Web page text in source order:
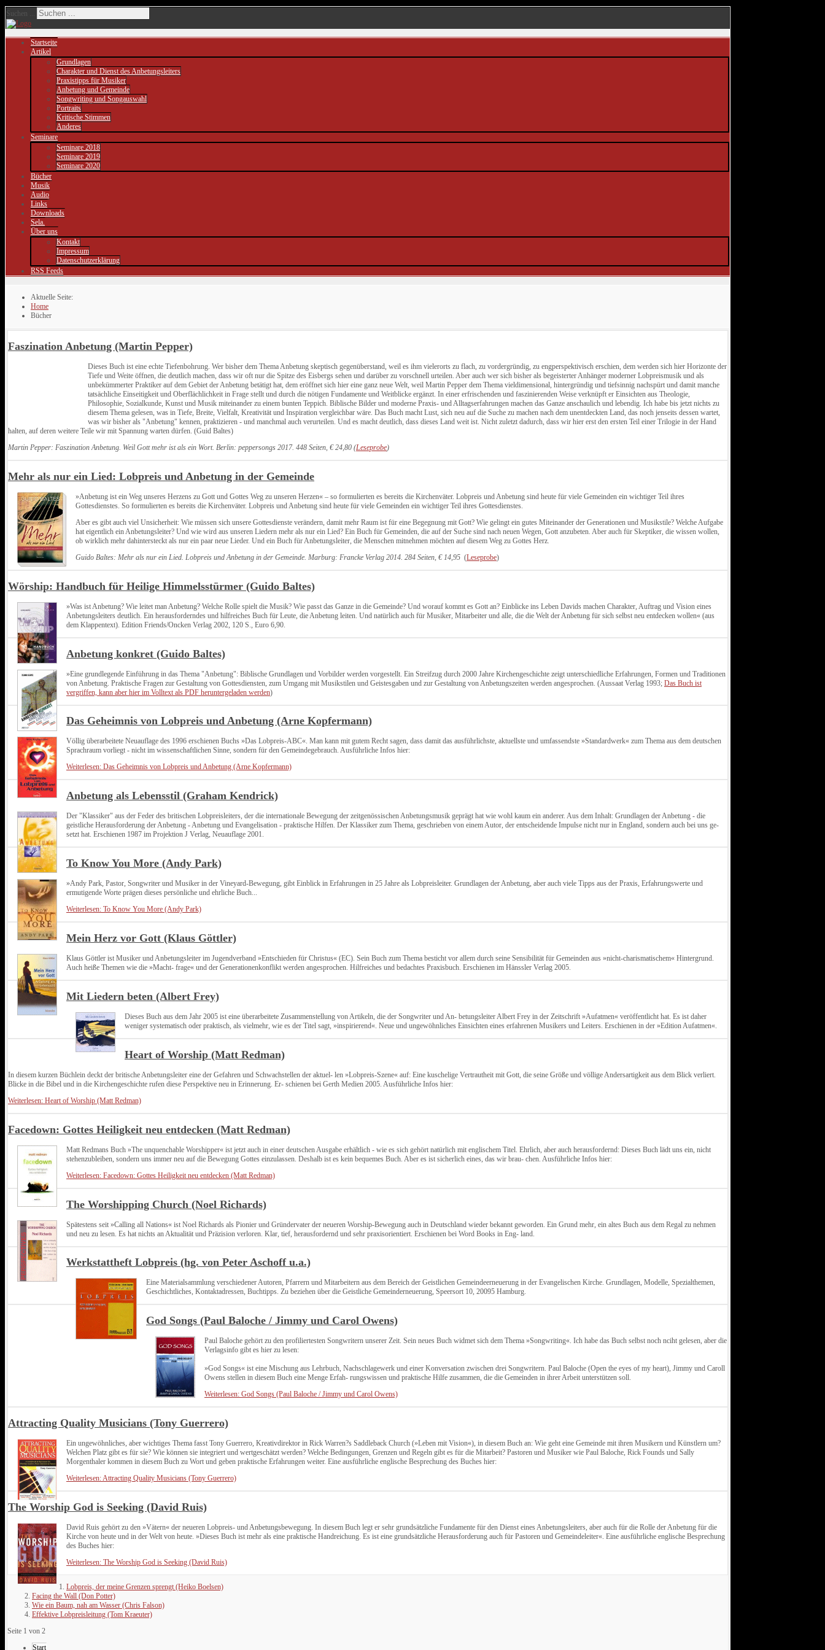
Suchen ...
Startseite
Artikel
Grundlagen
Charakter und Dienst des Anbetungsleiters
Praxistipps für Musiker
Anbetung und Gemeinde
Songwriting und Songauswahl
Portraits
Kritische Stimmen
Anderes
Seminare
Seminare 2018
Seminare 2019
Seminare 2020
Bücher
Musik
Audio
Links
Downloads
Sela.
Über uns
Kontakt
Impressum
Datenschutzerklärung
RSS Feeds
Aktuelle Seite:
Home
Bücher
Faszination Anbetung (Martin Pepper)
Dieses Buch ist eine echte Tiefenbohrung. Wer bisher dem Thema Anbetung skeptisch gegenüberstand, weil es ihm vielerorts zu flach, zu vordergründig, zu engperspektivisch erschien, dem werden sich hier Horizonte der
Tiefe und Weite öffnen, die deutlich machen, dass wir oft nur die Spitze des Eisbergs sehen und darüber zu vorschnell urteilen. Aber auch wer sich bisher als begeisterter Anhänger moderner Lobpreismusik und als
unbekümmerter Praktiker auf dem Gebiet der Anbetung betätigt hat, dem eröffnet sich hier eine ganz neue Welt, weil Martin Pepper dem Thema vieldimensional, hintergründig und tiefsinnig nachspürt und damit manche
tatsächliche Einseitigkeit und Oberflächlichkeit in Frage stellt und durch die nötigen Fundamente und Weitblicke ergänzt. In einer erfrischenden und faszinierenden Weise verknüpft er Einsichten aus Theologie,
Philosophie, Sozialkunde, Kunst und Musik miteinander zu einem bunten Teppich. Biblische Bilder und moderne Praxis- und Alltagserfahrungen machen das Ganze anschaulich und lebendig. Ich habe bis jetzt nichts zu
diesem Thema gelesen, was in Tiefe, Breite, Vielfalt, Kreativität und Inspiration vergleichbar wäre. Das Buch macht Lust, sich neu auf die Suche zu machen nach dem unentdeckten Land, das noch jenseits dessen wartet,
was wir bisher als "Anbetung" kennen, praktizieren - und manchmal auch verurteilen. Und es macht deutlich, dass dieses Land weit ist. Nicht zuletzt dadurch, dass wir hier erst den ersten Teil einer Trilogie in der Hand
halten, auf deren weitere Teile wir mit Spannung warten dürfen. (Guid Baltes)
Martin Pepper: Faszination Anbetung. Weil Gott mehr ist als ein Wort. Berlin: peppersongs 2017. 448 Seiten, € 24,80 (Leseprobe)
Mehr als nur ein Lied: Lobpreis und Anbetung in der Gemeinde
»Anbetung ist ein Weg unseres Herzens zu Gott und Gottes Weg zu unseren Herzen« – so formulierten es bereits die Kirchenväter. Lobpreis und Anbetung sind heute für viele Gemeinden ein wichtiger Teil ihres
Gottesdienstes. So formulierten es bereits die Kirchenväter. Lobpreis und Anbetung sind heute für viele Gemeinden ein wichtiger Teil ihres Gottesdienstes.
Aber es gibt auch viel Unsicherheit: Wie müssen sich unsere Gottesdienste verändern, damit mehr Raum ist für eine Begegnung mit Gott? Wie gelingt ein gutes Miteinander der Generationen und Musikstile? Welche Aufgabe
hat eigentlich ein Anbetungsleiter? Und wie wird aus unseren Liedern mehr als nur ein Lied? Ein Buch für Gemeinden, die auf der Suche sind nach neuen Wegen, Gott anzubeten. Aber auch für Skeptiker, die wissen wollen,
ob wirklich mehr dahintersteckt als nur ein paar neue Lieder. Und ein Buch für Anbetungsleiter, die Menschen mitnehmen möchten auf diesem Weg zu Gottes Herz
Guido Baltes: Mehr als nur ein Lied. Lobpreis und Anbetung in der Gemeinde. Marburg: Francke Verlag 2014. 284 Seiten, € 14,95 (Leseprobe)
Wörship: Handbuch für Heilige Himmelsstürmer (Guido Baltes)
»Was ist Anbetung? Wie leitet man Anbetung? Welche Rolle spielt die Musik? Wie passt das Ganze in die Gemeinde? Und worauf kommt es Gott an? Einblicke ins Leben Davids machen Charakter, Auftrag und Vision eines
Anbetungsleiters deutlich. Ein herausforderndes und hilfreiches Buch für Leute, die Anbetung leiten. Und natürlich auch für Musiker, Mitarbeiter und alle, die die Welt der Anbetung für sich selbst neu entdecken wollen« (aus
dem Klappentext). Edition Friends/Oncken Verlag 2002, 120 S., Euro 6,90.
Anbetung konkret (Guido Baltes)
»Eine grundlegende Einführung in das Thema "Anbetung": Biblische Grundlagen und Vorbilder werden vorgestellt. Ein Streifzug durch 2000 Jahre Kirchengeschichte zeigt unterschiedliche Erfahrungen, Formen und Traditionen
von Anbetung. Praktische Fragen zur Gestaltung von Gottesdiensten, zum Umgang mit Musikstilen und Geistesgaben und zur Gestaltung von Anbetungszeiten werden angesprochen. (Aussaat Verlag 1993; Das Buch ist
vergriffen, kann aber hier im Volltext als PDF heruntergeladen werden)
Das Geheimnis von Lobpreis und Anbetung (Arne Kopfermann)
Völlig überarbeitete Neuauflage des 1996 erschienen Buchs »Das Lobpreis-ABC«. Man kann mit gutem Recht sagen, dass damit das ausführlichste, aktuellste und umfassendste »Standardwerk« zum Thema aus dem deutschen
Sprachraum vorliegt - nicht im wissenschaftlichen Sinne, sondern für den Gemeindegebrauch. Ausführliche Infos hier:
Weiterlesen: Das Geheimnis von Lobpreis und Anbetung (Arne Kopfermann)
Anbetung als Lebensstil (Graham Kendrick)
Der "Klassiker" aus der Feder des britischen Lobpreisleiters, der die internationale Bewegung der zeitgenössischen Anbetungsmusik geprägt hat wie wohl kaum ein anderer. Aus dem Inhalt: Grundlagen der Anbetung - die
geistliche Herausforderung der Anbetung - Anbetung und Evangelisation - praktische Hilfen. Der Klassiker zum Thema, geschrieben von einem Autor, der entscheidende Impulse nicht nur in England, sondern auch bei uns ge-
setzt hat. Erschienen 1987 im Projektion J Verlag, Neuauflage 2001.
To Know You More (Andy Park)
»Andy Park, Pastor, Songwriter und Musiker in der Vineyard-Bewegung, gibt Einblick in Erfahrungen in 25 Jahre als Lobpreisleiter. Grundlagen der Anbetung, aber auch viele Tipps aus der Praxis, Erfahrungswerte und
ermutigende Worte prägen dieses persönliche und ehrliche Buch...
Weiterlesen: To Know You More (Andy Park)
Mein Herz vor Gott (Klaus Göttler)
Klaus Göttler ist Musiker und Anbetungsleiter im Jugendverband »Entschieden für Christus« (EC). Sein Buch zum Thema besticht vor allem durch seine Sensibilität für Gemeinden aus »nicht-charismatischem« Hintergrund.
Auch heiße Themen wie die »Macht- frage« und der Generationenkonflikt werden angesprochen. Hilfreiches und bedachtes Praxisbuch. Erschienen im Hänssler Verlag 2005.
Mit Liedern beten (Albert Frey)
Dieses Buch aus dem Jahr 2005 ist eine überarbeitete Zusammenstellung von Artikeln, die der Songwriter und An- betungsleiter Albert Frey in der Zeitschrift »Aufatmen« veröffentlicht hat. Es ist daher
weniger systematisch oder praktisch, als vielmehr, wie es der Titel sagt, »inspirierend«. Neue und ungewöhnliches Einsichten eines erfahrenen Musikers und Leiters. Erschienen in der »Edition Aufatmen«.
Heart of Worship (Matt Redman)
In diesem kurzen Büchlein deckt der britische Anbetungsleiter eine der Gefahren und Schwachstellen der aktuel- len »Lobpreis-Szene« auf: Eine kuschelige Vertrautheit mit Gott, die seine Größe und völlige Andersartigkeit aus dem Blick verliert.
Blicke in die Bibel und in die Kirchengeschichte rufen diese Perspektive neu in Erinnerung. Er- schienen bei Gerth Medien 2005. Ausführliche Infos hier:
Weiterlesen: Heart of Worship (Matt Redman)
Facedown: Gottes Heiligkeit neu entdecken (Matt Redman)
Matt Redmans Buch »The unquenchable Worshipper« ist jetzt auch in einer deutschen Ausgabe erhältlich - wie es sich gehört natürlich mit englischem Titel. Ehrlich, aber auch herausfordernd: Dieses Buch lädt uns ein, nicht
stehenzubleiben, sondern uns immer neu auf die Bewegung Gottes einzulassen. Deshalb ist es kein bequemes Buch. Aber es ist sicherlich eines, das wir brau- chen. Ausführliche Infos hier:
Weiterlesen: Facedown: Gottes Heiligkeit neu entdecken (Matt Redman)
The Worshipping Church (Noel Richards)
Spätestens seit »Calling all Nations« ist Noel Richards als Pionier und Gründervater der neueren Worship-Bewegung auch in Deutschland wieder bekannt geworden. Ein Grund mehr, ein altes Buch aus dem Regal zu nehmen
und neu zu lesen. Es hat nichts an Aktualität und Präzision verloren. Klar, tief, herausfordernd und sehr praxisorientiert. Erschienen bei Word Books in Eng- land.
Werkstattheft Lobpreis (hg. von Peter Aschoff u.a.)
Eine Materialsammlung verschiedener Autoren, Pfarrern und Mitarbeitern aus dem Bereich der Geistlichen Gemeindeerneuerung in der Evangelischen Kirche. Grundlagen, Modelle, Spezialthemen,
Geschichtliches, Kontaktadressen, Buchtipps. Zu beziehen über die Geistliche Gemeinderneuerung, Speersort 10, 20095 Hamburg.
God Songs (Paul Baloche / Jimmy und Carol Owens)
Paul Baloche gehört zu den profiliertesten Songwritern unserer Zeit. Sein neues Buch widmet sich dem Thema »Songwriting«. Ich habe das Buch selbst noch nciht gelesen, aber die
Verlagsinfo gibt es hier zu lesen:
»God Songs« ist eine Mischung aus Lehrbuch, Nachschlagewerk und einer Konversation zwischen drei Songwritern. Paul Baloche (Open the eyes of my heart), Jimmy und Caroll
Owens stellen in diesem Buch eine Menge Erfah- rungswissen und praktische Hilfe zusammen, die die Gemeinden in ihrer Arbeit unterstützen soll.
Weiterlesen: God Songs (Paul Baloche / Jimmy und Carol Owens)
Attracting Quality Musicians (Tony Guerrero)
Ein ungewöhnliches, aber wichtiges Thema fasst Tony Guerrero, Kreativdirektor in Rick Warren?s Saddleback Church (»Leben mit Vision«), in diesem Buch an: Wie geht eine Gemeinde mit ihren Musikern und Künstlern um?
Welchen Platz gibt es für sie? Wie können sie integriert und wertgeschätzt werden? Welche Bedingungen, Grenzen und Regeln gibt es für die Mitarbeit? Pastoren und Musiker wie Paul Baloche, Rick Founds und Sally
Morgenthaler kommen in diesem Buch zu Wort und geben praktische Erfahrungen weiter. Eine ausführliche englische Besprechung des Buches hier:
Weiterlesen: Attracting Quality Musicians (Tony Guerrero)
The Worship God is Seeking (David Ruis)
David Ruis gehört zu den »Vätern« der neueren Lobpreis- und Anbetungsbewegung. In diesem Buch legt er sehr grundsätzliche Fundamente für den Dienst eines Anbetungsleiters, aber auch für die Rolle der Anbetung für die
Kirche von heute und in der Welt von heute. »Dieses Buch ist mehr als eine praktische Handreichung. Es ist eine grundsätzliche Herausforderung auch für Pastoren und Gemeindeleiter«. Eine ausführliche englische Besprechung
des Buches hier:
Weiterlesen: The Worship God is Seeking (David Ruis)
Lobpreis, der meine Grenzen sprengt (Heiko Boelsen)
Facing the Wall (Don Potter)
Wie ein Baum, nah am Wasser (Chris Falson)
Effektive Lobpreisleitung (Tom Kraeuter)
Seite 1 von 2
Start